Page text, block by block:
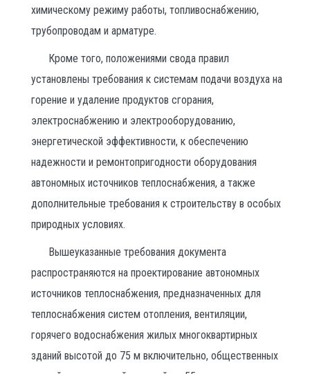
химическому режиму работы, топливоснабжению,
трубопроводам и арматуре.
Кроме того, положениями свода правил
установлены требования к системам подачи воздуха на
горение и удаление продуктов сгорания,
электроснабжению и электрооборудованию,
энергетической эффективности, к обеспечению
надежности и ремонтопригодности оборудования
автономных источников теплоснабжения, а также
дополнительные требования к строительству в особых
природных условиях.
Вышеуказанные требования документа
распространяются на проектирование автономных
источников теплоснабжения, предназначенных для
теплоснабжения систем отопления, вентиляции,
горячего водоснабжения жилых многоквартирных
зданий высотой до 75 м включительно, общественных